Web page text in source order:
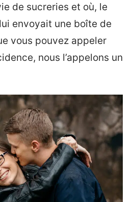
de sucreries et où, le
envoyait une boîte de
vous pouvez appeler
nous l’appelons un